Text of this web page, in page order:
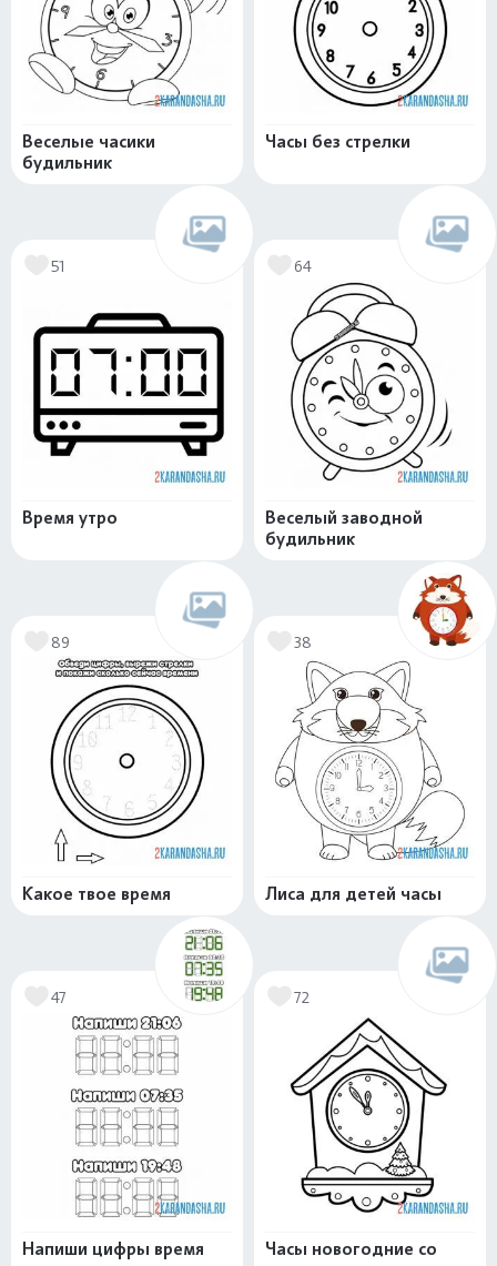
Веселые часики
будильник
Часы без стрелки
51
Время утро
64
Веселый заводной
будильник
89
Какое твое время
38
Лиса для детей часы
47
Напиши цифры время
72
Часы новогодние со